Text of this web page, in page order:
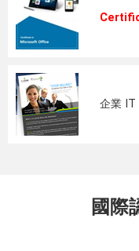
企業 IT
國際